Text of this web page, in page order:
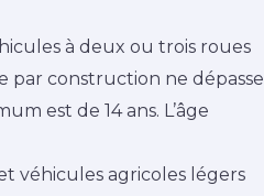
à deux ou trois roues
par construction ne dépasse
est de 14 ans. L’âge
véhicules agricoles légers